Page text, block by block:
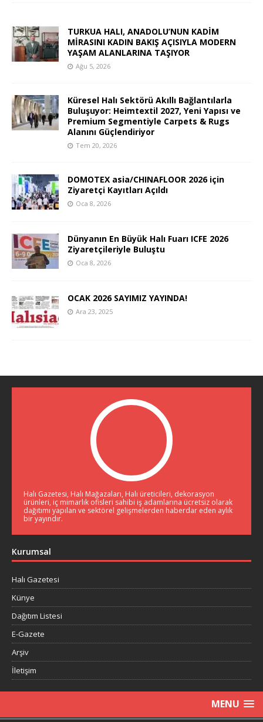
TURKUA HALI, ANADOLU’NUN KADİM
MİRASINI KADIN BAKIŞ AÇISIYLA MODERN
YAŞAM ALANLARINA TAŞIYOR
Ağu 5, 2026
Küresel Halı Sektörü Akıllı Bağlantılarla
Buluşuyor: Heimtextil 2027, Yeni Yapısı ve
Premium Segmentiyle Carpets & Rugs
Alanını Güçlendiriyor
Tem 20, 2026
DOMOTEX asia/CHINAFLOOR 2026 için
Ziyaretçi Kayıtları Açıldı
Oca 8, 2026
Dünyanın En Büyük Halı Fuarı ICFE 2026
Ziyaretçileriyle Buluştu
Oca 8, 2026
OCAK 2026 SAYIMIZ YAYINDA!
Ara 23, 2025
Halı Gazetesi, Halı Mağazaları, Halı üreticileri, dekorasyon
ürünleri, iç mimarlık ofisleri sahibi iş adamlarına ücretsiz olarak
dağıtımı yapılan ve sektörel gelişmelerden haberdar eden aylık
bir yayındır.
Kurumsal
Halı Gazetesi
Künye
Dağıtım Listesi
E-Gazete
Arşiv
İletişim
MENU